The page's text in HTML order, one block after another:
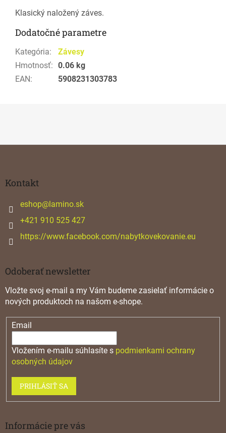
Klasický naložený záves.
Dodatočné parametre
Kategória:
Závesy
Hmotnosť: 0.06 kg
EAN: 5908231303783
Kontakt
eshop@lamino.sk
+421 910 525 427
https://www.facebook.com/nabytkovekovanie.eu
Odoberať newsletter
Vložte svoj e-mail a my Vám budeme zasielať informácie o
nových produktoch na našom e-shope.
Email
Vložením e-mailu súhlasíte s podmienkami ochrany
osobných údajov
PRIHLÁSIŤ SA
Informácie pre vás